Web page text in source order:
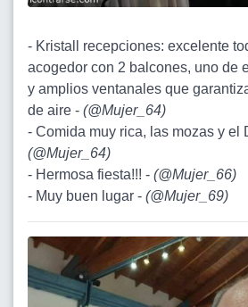
- Kristall recepciones: excelente
acogedor con 2 balcones, uno de
y amplios ventanales que
de aire - (@Mujer_64)
- Comida muy rica, las mozas y el
(@Mujer_64)
- Hermosa fiesta!!! - (@Mujer_66)
- Muy buen lugar - (@Mujer_69)